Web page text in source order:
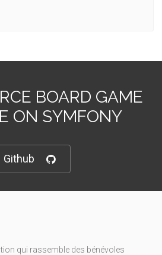
BOARD GAME
ON SYMFONY
Github
qui rassemble des bénévoles